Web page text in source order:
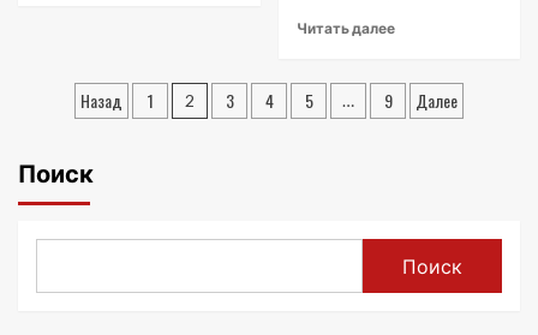
для
Форекса
Читать далееRead
Стратегия
Форекс
Пагинация
Назад 1 2 3 4 5 … 9 Далее
Поиск
Поиск